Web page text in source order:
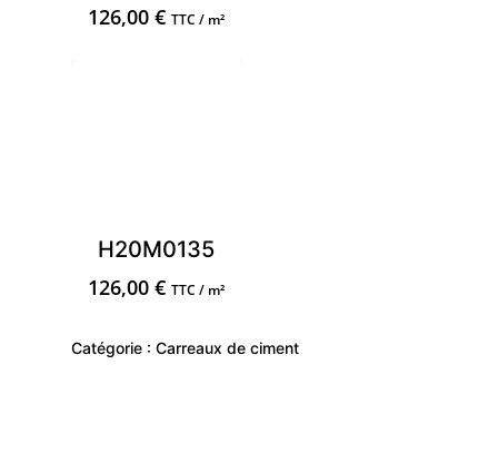
126,00€ TTC / m²
H20M0135
126,00€ TTC / m²
Catégorie : Carreaux de ciment